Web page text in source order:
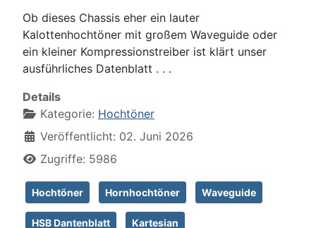
Ob dieses Chassis eher ein lauter
Kalottenhochtöner mit großem Waveguide oder
ein kleiner Kompressionstreiber ist klärt unser
ausführliches Datenblatt . . .
Details
Kategorie: Hochtöner
Veröffentlicht: 02. Juni 2026
Zugriffe: 5986
Hochtöner Hornhochtöner Waveguide
HSB Dantenblatt Kartesian